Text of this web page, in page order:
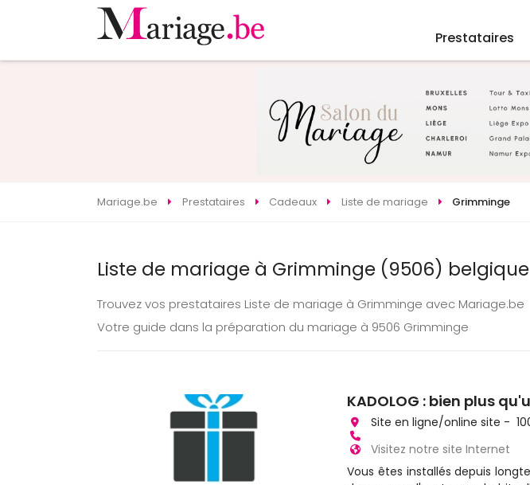
Prestataires
Mariage.be Prestataires Cadeaux Liste de mariage Grimminge
Liste de mariage à Grimminge (9506) belgique
Trouvez vos prestataires Liste de mariage à Grimminge avec Mariage.be
Votre guide dans la préparation du mariage à 9506 Grimminge
KADOLOG : bien plus
Site en ligne/online site -
Visitez notre site Internet
Vous êtes installés depuis